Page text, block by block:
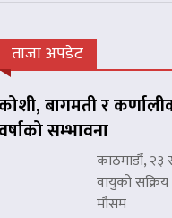
ताजा अपडेट
बागमती र
सम्भावना
काठमाडौं,
वायुको
मौसम